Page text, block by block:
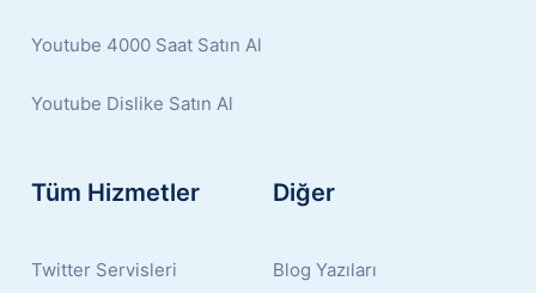
Youtube 4000 Saat Satın Al
Youtube Dislike Satın Al
Tüm Hizmetler
Twitter Servisleri
Diğer
Blog Yazıları